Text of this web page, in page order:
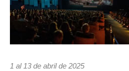
1 al 13 de abril de 2025